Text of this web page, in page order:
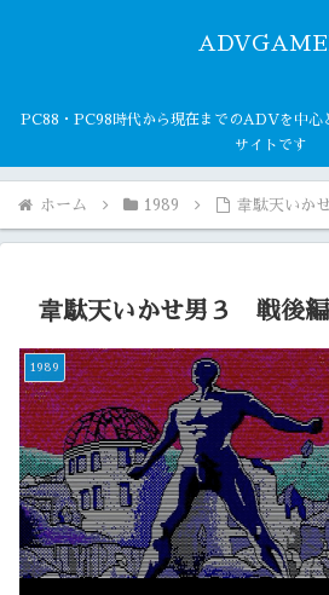
PC88・PC98時代から現在までのADVを中心
サイトです
ホーム 1989 韋駄天いか
韋駄天いかせ男３ 戦後編
1989